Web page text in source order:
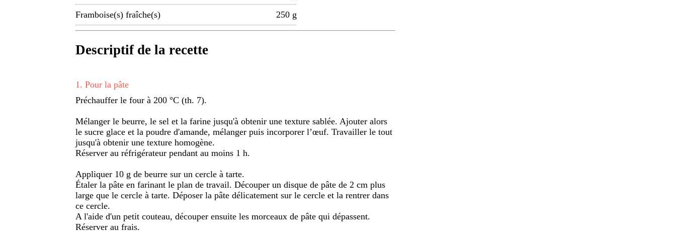
Framboise(s) fraîche(s) 250 g
Descriptif de la recette
1 . Pour la pâte
Préchauffer le four à 200 °C (th. 7).
Mélanger le beurre, le sel et la farine jusqu'à obtenir une texture sablée. Ajouter alors
le sucre glace et la poudre d'amande, mélanger puis incorporer l’œuf. Travailler le tout
jusqu'à obtenir une texture homogène.
Réserver au réfrigérateur pendant au moins 1 h.
Appliquer 10 g de beurre sur un cercle à tarte.
Étaler la pâte en farinant le plan de travail. Découper un disque de pâte de 2 cm plus
large que le cercle à tarte. Déposer la pâte délicatement sur le cercle et la rentrer dans
ce cercle.
A l'aide d'un petit couteau, découper ensuite les morceaux de pâte qui dépassent.
Réserver au frais.